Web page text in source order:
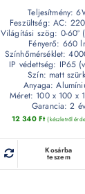
Teljesítmény:
Feszültség: AC:
Világítási szög: 0-60°
Fényerő: 660
Színhőmérséklet:
IP védettség: IP65
Szín: matt
Anyaga:
Méret: 100 x 100 x
Garancia: 2 év
12 340 Ft (készletről
Kosárba
teszem